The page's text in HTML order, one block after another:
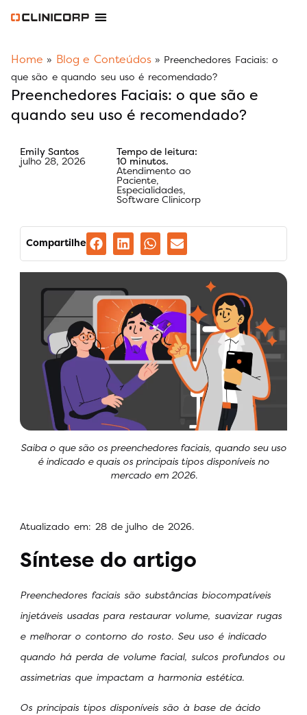
Home » Blog e Conteúdos» Preenchedores Faciais: o
que são e quando seu uso é recomendado?
Preenchedores Faciais: o que são e
quando seu uso é recomendado?
Emily Santos
julho 28, 2026
Tempo de leitura:
10 minutos.
Atendimento ao
Paciente,
Especialidades,
Software Clinicorp
Compartilhe
Saiba o que são os preenchedores faciais, quando seu uso
é indicado e quais os principais tipos disponíveis no
mercado em 2026.
Atualizado em: 28 de julho de 2026.
Síntese do artigo
Preenchedores faciais são substâncias biocompatíveis
injetáveis usadas para restaurar volume, suavizar rugas
e melhorar o contorno do rosto. Seu uso é indicado
quando há perda de volume facial, sulcos profundos ou
assimetrias que impactam a harmonia estética.
Os principais tipos disponíveis são à base de ácido